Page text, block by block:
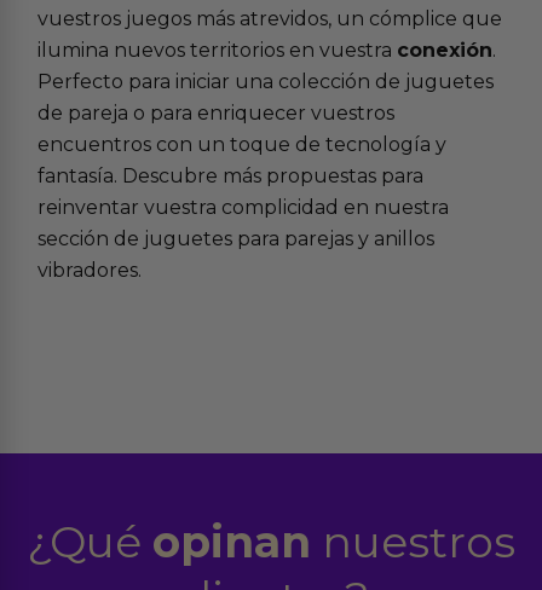
vuestros juegos más atrevidos, un cómplice que
ilumina nuevos territorios en vuestra conexión.
Perfecto para iniciar una colección de juguetes
de pareja o para enriquecer vuestros
encuentros con un toque de tecnología y
fantasía. Descubre más propuestas para
reinventar vuestra complicidad en nuestra
sección de juguetes para parejas y anillos
vibradores.
¿Qué opinan nuestros